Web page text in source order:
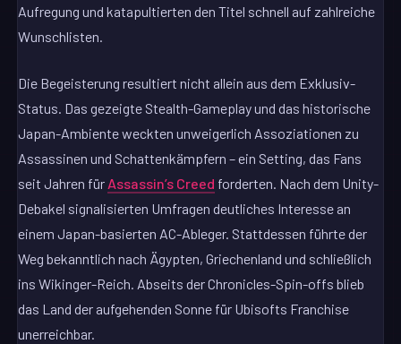
Aufregung und katapultierten den Titel schnell auf zahlreiche
Wunschlisten.
Die Begeisterung resultiert nicht allein aus dem Exklusiv-
Status. Das gezeigte Stealth-Gameplay und das historische
Japan-Ambiente weckten unweigerlich Assoziationen zu
Assassinen und Schattenkämpfern – ein Setting, das Fans
seit Jahren für Assassin’s Creed forderten. Nach dem Unity-
Debakel signalisierten Umfragen deutliches Interesse an
einem Japan-basierten AC-Ableger. Stattdessen führte der
Weg bekanntlich nach Ägypten, Griechenland und schließlich
ins Wikinger-Reich. Abseits der Chronicles-Spin-offs blieb
das Land der aufgehenden Sonne für Ubisofts Franchise
unerreichbar.